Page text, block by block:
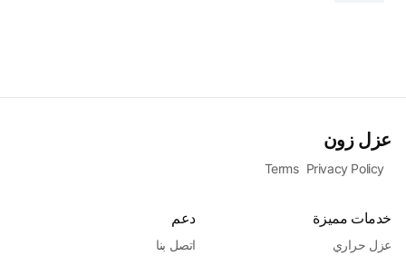
عزل زون
Terms Privacy Policy
خدمات مميزة
عزل حراري
دعم
اتصل بنا